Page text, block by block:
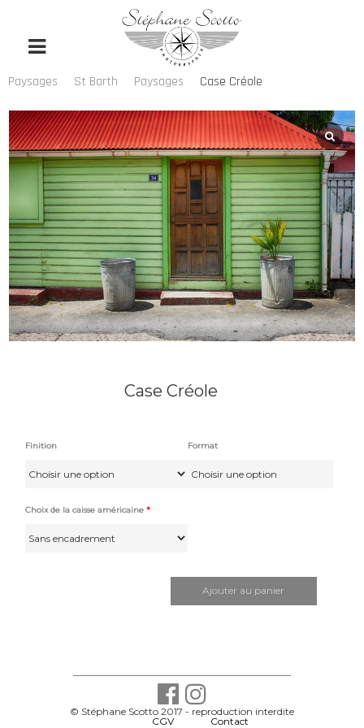
Paysages St Barth Paysages Case Créole
Case Créole
Finition Format
Choix de la caisse américaine *
Créole
Ajouter au panier
© Stéphane Scotto 2017 - reproduction interdite
CGV Contact